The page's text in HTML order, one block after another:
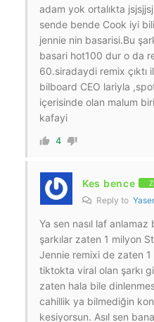
adam yok ortalıkta
sende bende Cook iyi
jennie nin basarisi.Bu
basari hot100 dur o da
60.siradaydi remix çıktı
bilboard CEO lariyla
içerisinde olan malum
kafayi
4
Kes bence
Reply to
Ya sen nasıl laf
şarkılar zaten 1 milyon
Jennie remixi de zaten 1
tiktokta viral olan şarkı
zaten hala bile
cahillik ya bilmediğin
kesiyorsun. Asıl sen